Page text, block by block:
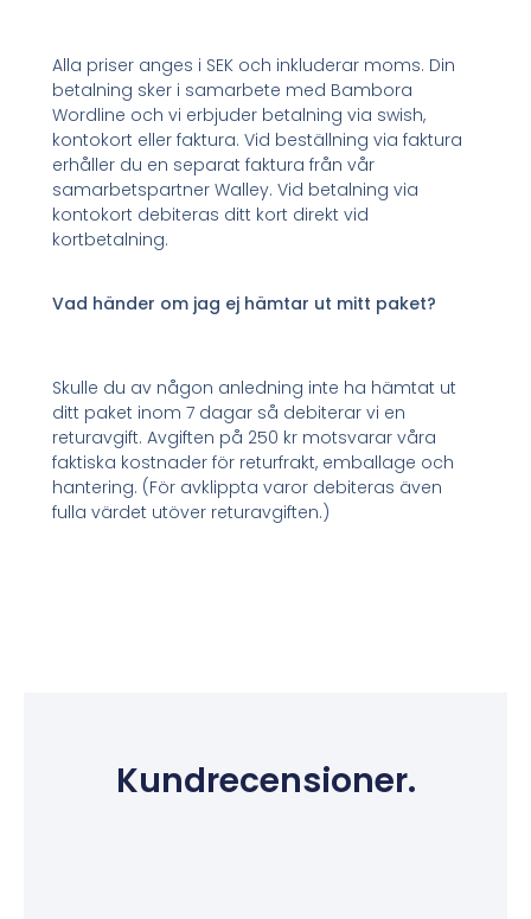
Alla priser anges i SEK och inkluderar moms. Din
betalning sker i samarbete med Bambora
Wordline och vi erbjuder betalning via swish,
kontokort eller faktura. Vid beställning via faktura
erhåller du en separat faktura från vår
samarbetspartner Walley. Vid betalning via
kontokort debiteras ditt kort direkt vid
kortbetalning.
Vad händer om jag ej hämtar ut mitt paket?
Skulle du av någon anledning inte ha hämtat ut
ditt paket inom 7 dagar så debiterar vi en
returavgift. Avgiften på 250 kr motsvarar våra
faktiska kostnader för returfrakt, emballage och
hantering. (För avklippta varor debiteras även
fulla värdet utöver returavgiften.)
Kundrecensioner.